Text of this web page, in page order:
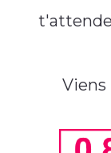
Viens